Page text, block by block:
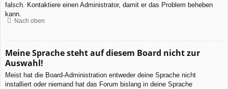
falsch. Kontaktiere einen Administrator, damit er das Problem beheben
kann.
Nach oben
Meine Sprache steht auf diesem Board nicht zur
Auswahl!
Meist hat die Board-Administration entweder deine Sprache nicht
installiert oder niemand hat das Forum bislang in deine Sprache